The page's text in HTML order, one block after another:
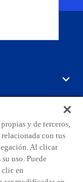
y de terceros,
con tus
Al clicar
uso. Puede
clic en